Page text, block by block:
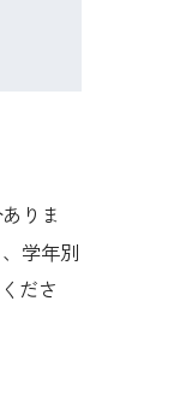
りま
学年別
ださ